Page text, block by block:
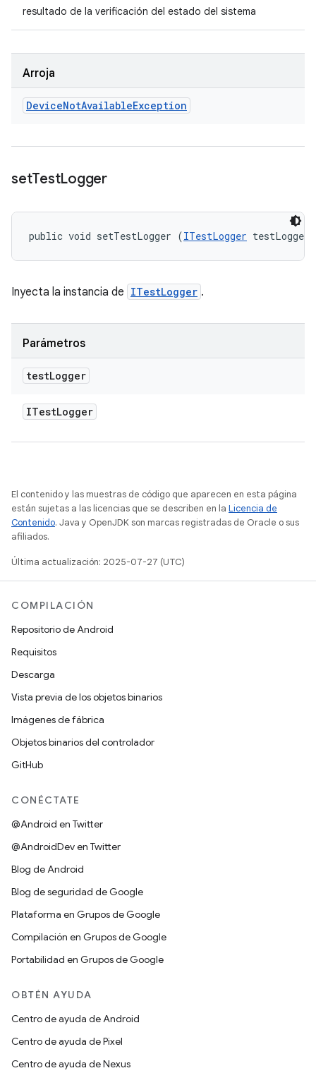
resultado de la verificación del estado del sistema
Arroja
DeviceNotAvailableException
setTestLogger
public void setTestLogger (ITestLogger testLogger)
Inyecta la instancia de ITestLogger .
Parámetros
testLogger
ITestLogger
El contenido y las muestras de código que aparecen en esta página
están sujetas a las licencias que se describen en la Licencia de
Contenido. Java y OpenJDK son marcas registradas de Oracle o sus
afiliados.
Última actualización: 2025-07-27 (UTC)
COMPILACIÓN
Repositorio de Android
Requisitos
Descarga
Vista previa de los objetos binarios
Imágenes de fábrica
Objetos binarios del controlador
GitHub
CONÉCTATE
@Android en Twitter
@AndroidDev en Twitter
Blog de Android
Blog de seguridad de Google
Plataforma en Grupos de Google
Compilación en Grupos de Google
Portabilidad en Grupos de Google
OBTÉN AYUDA
Centro de ayuda de Android
Centro de ayuda de Pixel
Centro de ayuda de Nexus